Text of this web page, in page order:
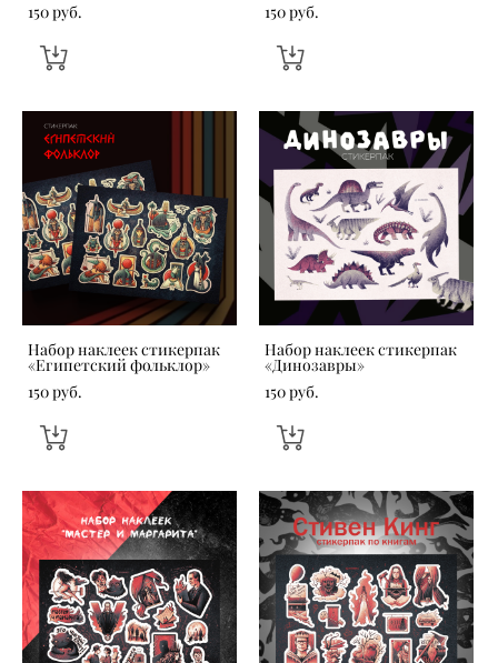
150 pуб.
150 pуб.
Набор наклеек стикерпак
«Египетский фольклор»
150 pуб.
Набор наклеек стикерпак
«Динозавры»
150 pуб.